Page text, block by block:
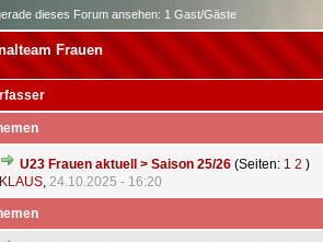
dieses Forum ansehen: 1 Gast/Gäste
Frauen
U23 Frauen aktuell > Saison 25/26 (Seiten: 1 2 )
KLAUS, 24.10.2025 - 16:20
5 durchschnittlich
2345